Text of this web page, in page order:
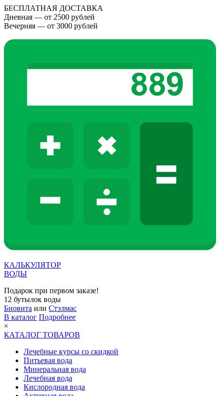
БЕСПЛАТНАЯ ДОСТАВКА
Дневная — от 2500 рублей
Вечерняя — от 3000 рублей
КАЛЬКУЛЯТОР
ВОДЫ
Подарок при первом заказе!
12 бутылок воды
Биовита или Стэлмас
В каталог Подробнее
×
КАТАЛОГ ТОВАРОВ
Лечебные курсы со скидкой
Питьевая вода
Минеральная вода
Лечебная вода
Кислородная вода